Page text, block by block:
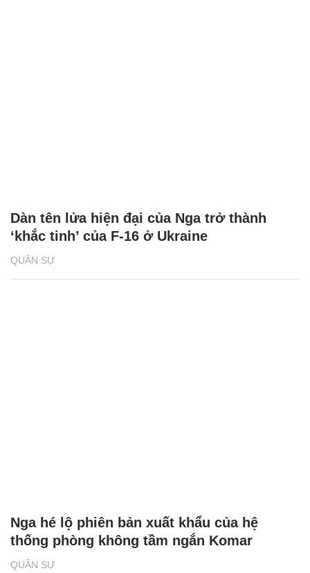
QUÂN SỰ
Dàn tên lửa hiện đại của Nga trở thành
‘khắc tinh’ của F-16 ở Ukraine
QUÂN SỰ
Nga hé lộ phiên bản xuất khẩu của hệ
thống phòng không tầm ngắn Komar